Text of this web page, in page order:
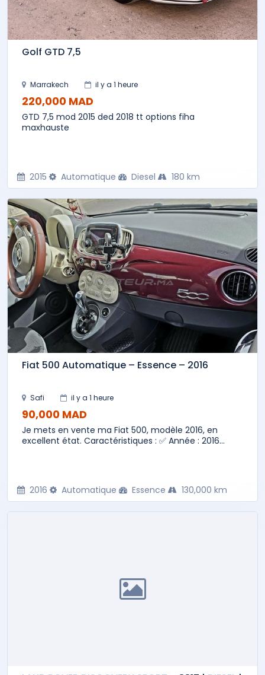
Golf GTD 7,5
Marrakech il y a 1 heure
220,000 MAD
GTD 7,5 mod 2015 ded 2018 tt options fiha
maxhauste
2015 Automatique Diesel 180 km
Fiat 500 Automatique – Essence – 2016
Safi il y a 1 heure
90,000 MAD
Je mets en vente ma Fiat 500, modèle 2016, en
excellent état. Caractéristiques : ✅ Année : 2016...
2016 Automatique Essence 130,000 km